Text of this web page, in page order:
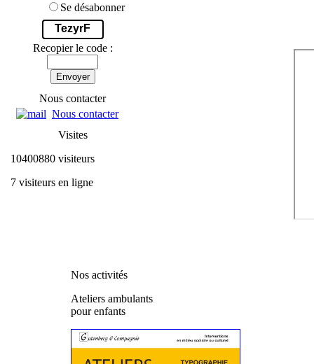
Se désabonner
TezyrF
Recopier le code :
Envoyer
Nous contacter
Nous contacter
Visites
10400880 visiteurs
7 visiteurs en ligne
Nos activités
Ateliers ambulants
pour enfants